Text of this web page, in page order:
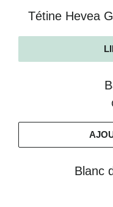
Tétine Hevea
Blanc